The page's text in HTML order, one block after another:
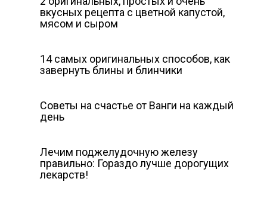
вкусных рецепта с цветной капустой,
мясом и сыром
14 самых оригинальных способов, как
завернуть блины и блинчики
Советы на счастье от Ванги на каждый
день
Лечим поджелудочную железу
правильно: Гораздо лучше дорогущих
лекарств!